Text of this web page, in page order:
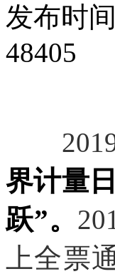
发布时
48405
界计量
跃”。
上全票